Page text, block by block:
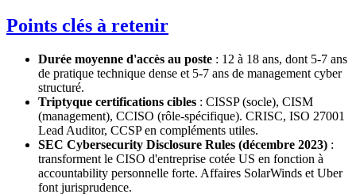
Points clés à retenir
Durée moyenne d'accès au poste : 12 à 18 ans, dont 5-7 ans
de pratique technique dense et 5-7 ans de management cyber
structuré.
Triptyque certifications cibles : CISSP (socle), CISM
(management), CCISO (rôle-spécifique). CRISC, ISO 27001
Lead Auditor, CCSP en compléments utiles.
SEC Cybersecurity Disclosure Rules (décembre 2023) :
transforment le CISO d'entreprise cotée US en fonction à
accountability personnelle forte. Affaires SolarWinds et Uber
font jurisprudence.